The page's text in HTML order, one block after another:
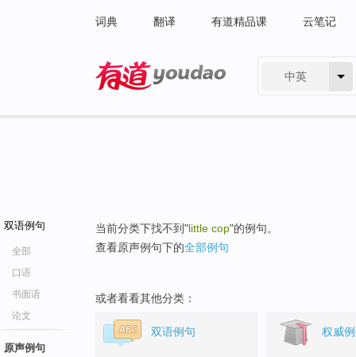
词典 翻译 有道精品课 云笔记
中英
双语例句
全部
口语
书面语
论文
原声例句
当前分类下找不到"little cop"的例句。
查看原声例句下的全部例句
或者看看其他分类：
双语例句 权威